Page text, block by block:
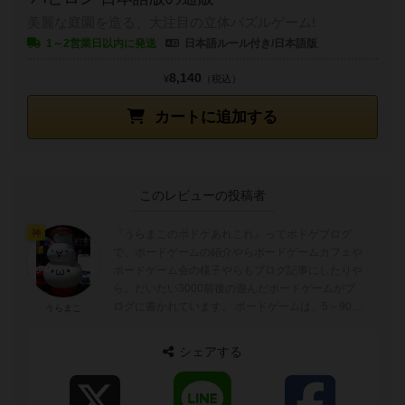
1～2営業日以内に発送
カートに追加する
¥8,140 （税込）
このレビューの投稿者
シェアする